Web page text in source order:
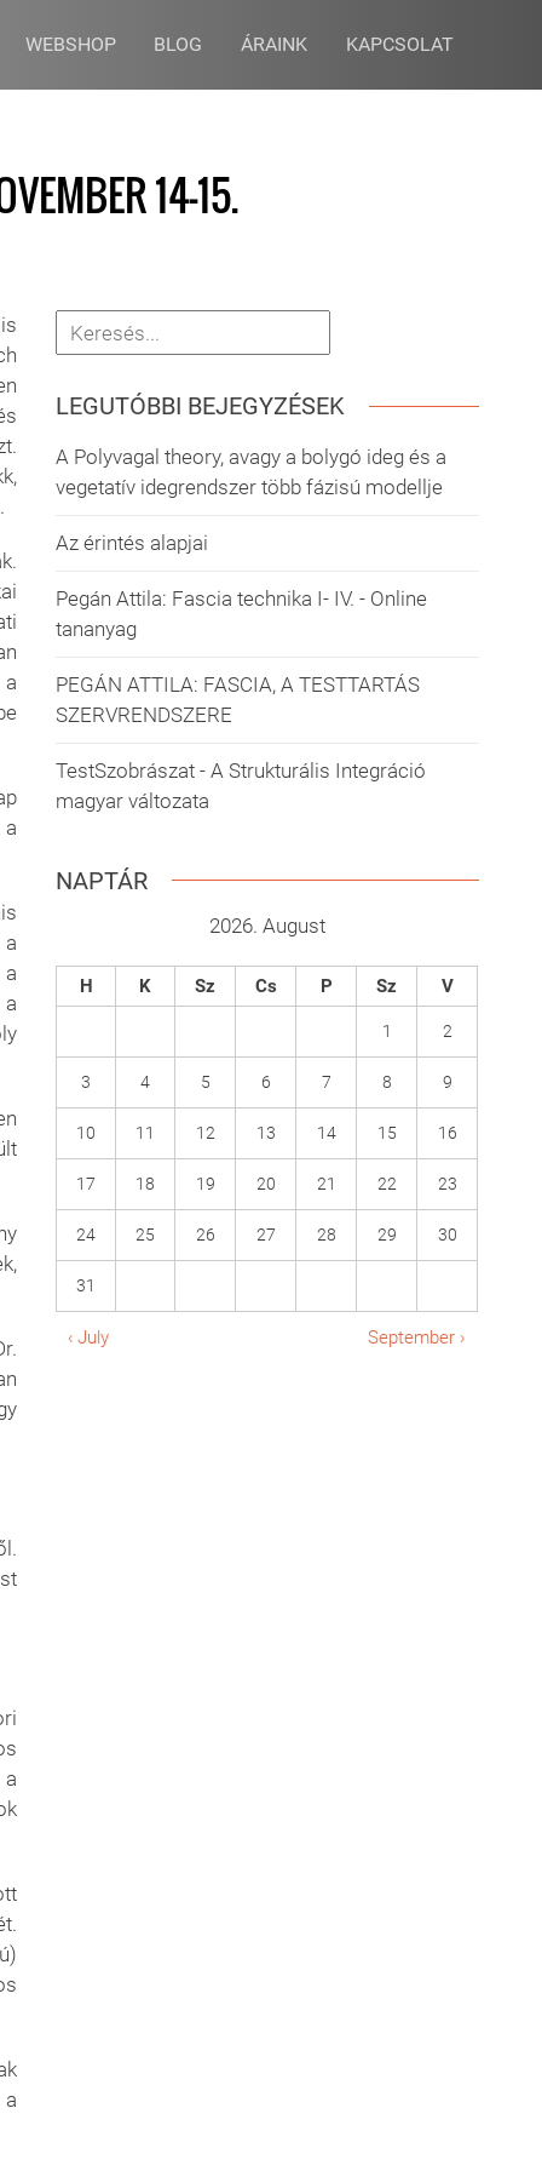
WEBSHOP BLOG ÁRAINK KAPCSOLAT
14-15.
a
a
a
a
a
a
LEGUTÓBBI BEJEGYZÉSEK
A Polyvagal theory, avagy a bolygó ideg és a
vegetatív idegrendszer több fázisú modellje
Az érintés alapjai
Pegán Attila: Fascia technika I- IV. - Online
tananyag
PEGÁN ATTILA: FASCIA, A TESTTARTÁS
SZERVRENDSZERE
TestSzobrászat - A Strukturális Integráció
magyar változata
NAPTÁR
2026. August
H K Sz Cs P Sz V
1 2
3 4 5 6 7 8 9
10 11 12 13 14 15 16
17 18 19 20 21 22 23
24 25 26 27 28 29 30
31
‹ July September ›